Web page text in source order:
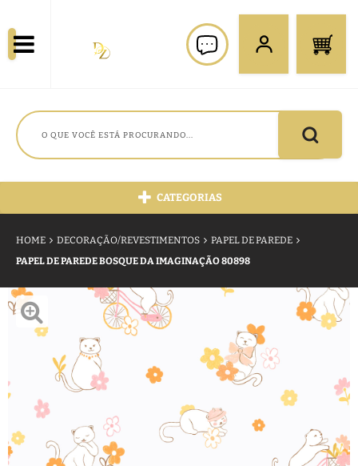
CATEGORIAS
HOME DECORAÇÃO/REVESTIMENTOS
PAPEL DE PAREDE
PAPEL DE PAREDE BOSQUE DA IMAGINAÇÃO 80898